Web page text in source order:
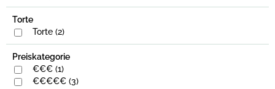
Torte
Torte (2)
Preiskategorie
€€€ (1)
€€€€€ (3)